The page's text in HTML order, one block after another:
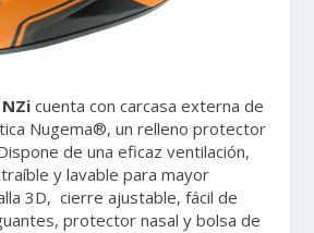
cuenta con carcasa externa de
Nugema®, un relleno protector
de una eficaz ventilación,
y lavable para mayor
3D, cierre ajustable, fácil de
protector nasal y bolsa de